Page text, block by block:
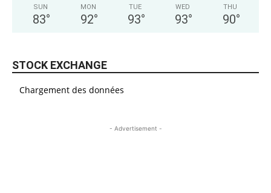
SUN
83°
MON
92°
TUE
93°
WED
93°
THU
90°
STOCK EXCHANGE
Chargement des données
- Advertisement -